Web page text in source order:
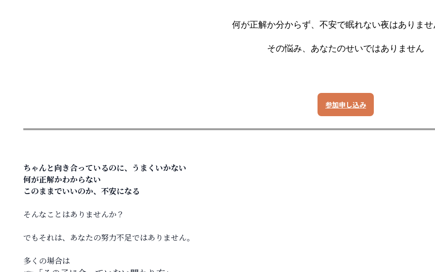
何が正解か分からず、不安で眠れない夜はありま
その悩み、あなたのせいではありません
参加申し込み
ちゃんと向き合っているのに、うまくいかない
何が正解かわからない
このままでいいのか、不安になる
そんなことはありませんか？
でもそれは、あなたの努力不足ではありません。
多くの場合は